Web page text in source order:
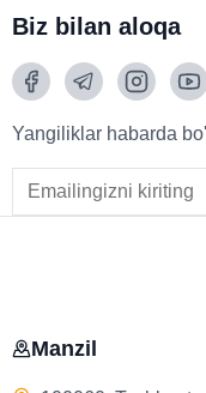
Biz bilan aloqa
Yangiliklar habarda
Manzil